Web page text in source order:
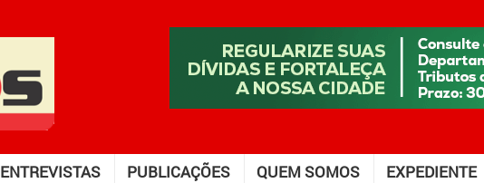
ENTREVISTAS PUBLICAÇÕES QUEM SOMOS EXPEDIENTE